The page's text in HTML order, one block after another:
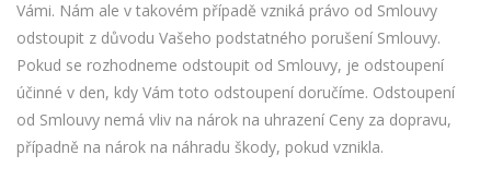
Vámi. Nám ale v takovém případě vzniká právo od Smlouvy
odstoupit z důvodu Vašeho podstatného porušení Smlouvy.
Pokud se rozhodneme odstoupit od Smlouvy, je odstoupení
účinné v den, kdy Vám toto odstoupení doručíme. Odstoupení
od Smlouvy nemá vliv na nárok na uhrazení Ceny za dopravu,
případně na nárok na náhradu škody, pokud vznikla.